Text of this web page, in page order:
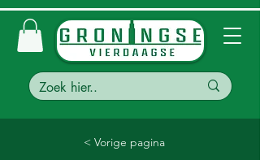
< Vorige pagina